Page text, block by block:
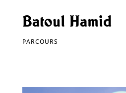
Batoul Hamid
PARCOURS